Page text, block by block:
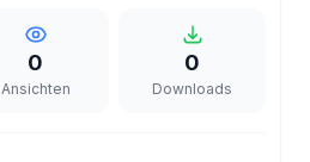
0
Ansichten
0
Downloads